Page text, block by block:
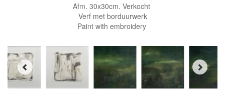
Afm. 30x30cm. Verkocht
Verf met borduurwerk
Paint with embroidery